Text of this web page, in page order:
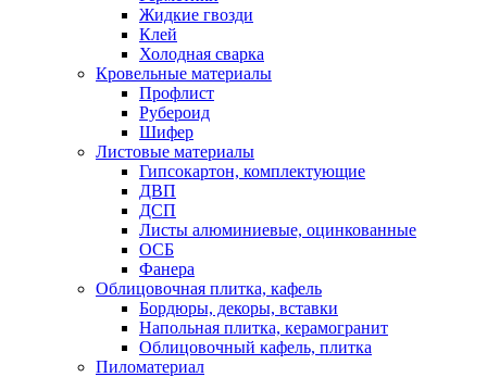
Жидкие гвозди
Клей
Холодная сварка
Кровельные материалы
Профлист
Рубероид
Шифер
Листовые материалы
Гипсокартон, комплектующие
ДВП
ДСП
Листы алюминиевые, оцинкованные
ОСБ
Фанера
Облицовочная плитка, кафель
Бордюры, декоры, вставки
Напольная плитка, керамогранит
Облицовочный кафель, плитка
Пиломатериал